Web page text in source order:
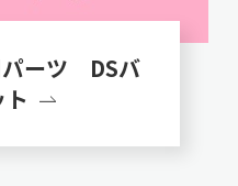
パーツ DSバ